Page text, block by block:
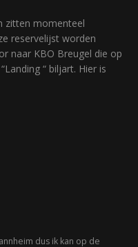
zitten momenteel
reservelijst worden
naar KBO Breugel die op
“ biljart. Hier is
dus ik kan op de